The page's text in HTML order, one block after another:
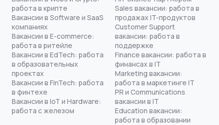
работа в крипте
Вакансии в Software и SaaS
компаниях
Вакансии в E-commerce:
работа в ритейле
Вакансии в EdTech: работа
в образовательных
проектах
Вакансии в FinTech: работа
в финтехе
Вакансии в IoT и Hardware:
работа с железом
Sales вакансии: работа в
продажах IT-продуктов
Customer Support
вакансии: работа в
поддержке
Finance вакансии: работа в
финансах в IT
Marketing вакансии:
работа в маркетинге IT
PR и Communications
вакансии в IT
Education вакансии:
работа в образовании